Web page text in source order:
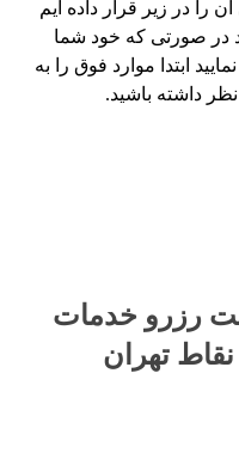
را در زیر قرار داده ایم
در صورتی که خود شما
ابتدا موارد فوق را به
داشته باشید.
رزرو خدمات
تهران